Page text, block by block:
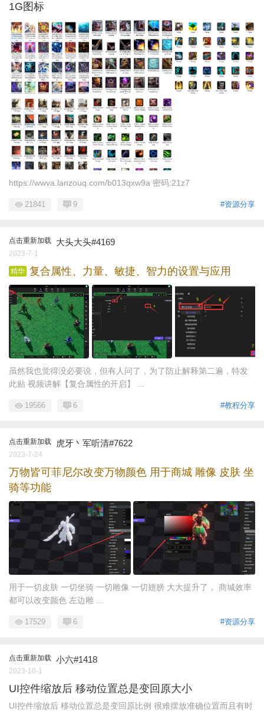
1G图标
https://wwva.lanzouq.com/b013qxw9a 密码:21z7
#资源分享
21841 9
点击重新加载 大头大头#4169
2023-7-1
精华 复合属性、力量、敏捷、智力的设置与应用
虽然我也觉得没必要说，但有人问了，为了防止解释第二遍，特发
此贴 视频讲解【复合属性的开启】 ...
#教程分享
19566 6
点击重新加载 虎牙丶军听清#7622
2023-7-24
万物皆可菲尼尔改变万物颜色 用于商城 雕像 皮肤 坐
骑等功能
用于一切皮肤 一切坐骑 一切雕像 一切翅膀 大大提升了， 商城效率
都可以改变颜色 左边雕 ...
#资源分享
17529 6
点击重新加载 小六#1418
2023-10-1
UI控件缩放后 移动位置总是变回原大小
UI控件缩放后 移动位置总是变回原比例 很难摆放准确位置而且有时